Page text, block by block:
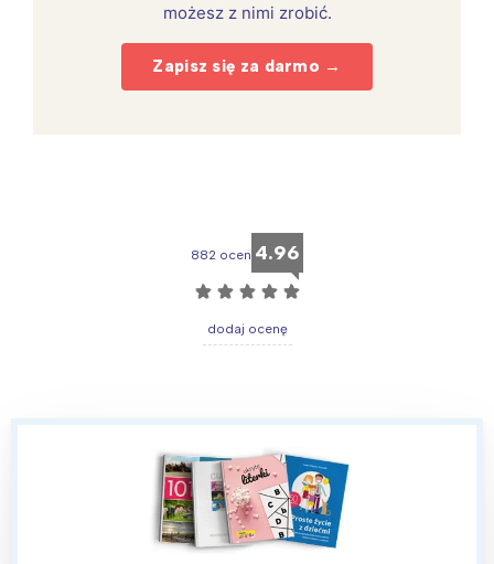
możesz z nimi zrobić.
Zapisz się za darmo →
882 ocen 4.96
☆ ☆ ☆ ☆ ☆
dodaj ocenę